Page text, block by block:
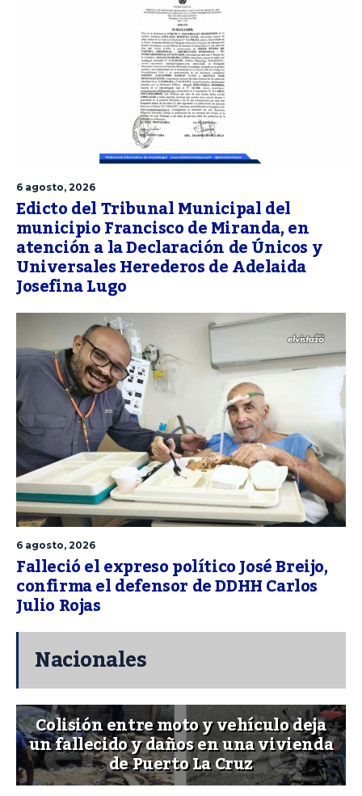
6 agosto, 2026
Edicto del Tribunal Municipal del
municipio Francisco de Miranda, en
atención a la Declaración de Únicos y
Universales Herederos de Adelaida
Josefina Lugo
6 agosto, 2026
Falleció el expreso político José Breijo,
confirma el defensor de DDHH Carlos
Julio Rojas
Nacionales
Colisión entre moto y vehículo deja
un fallecido y daños en una vivienda
de Puerto La Cruz